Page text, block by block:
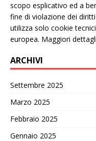
scopo esplicativo ed a
fine di violazione dei
utilizza solo cookie
europea. Maggiori
ARCHIVI
Settembre 2025
Marzo 2025
Febbraio 2025
Gennaio 2025